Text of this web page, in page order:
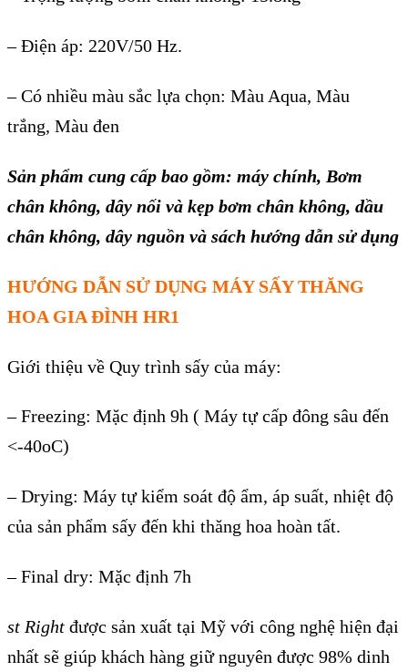
– Điện áp: 220V/50 Hz.
– Có nhiều màu sắc lựa chọn: Màu Aqua, Màu
trắng, Màu đen
Sản phẩm cung cấp bao gồm: máy chính, Bơm
chân không, dây nối và kẹp bơm chân không, dầu
chân không, dây nguồn và sách hướng dẫn sử dụng
HƯỚNG DẪN SỬ DỤNG MÁY SẤY THĂNG
HOA GIA ĐÌNH HR1
Giới thiệu về Quy trình sấy của máy:
– Freezing: Mặc định 9h ( Máy tự cấp đông sâu đến
<-40oC)
–Drying: Máy tự kiểm soát độ ẩm, áp suất, nhiệt độ
của sản phẩm sấy đến khi thăng hoa hoàn tất.
–Final dry: Mặc định 7h
st Right được sản xuất tại Mỹ với công nghệ hiện đại
nhất sẽ giúp khách hàng giữ nguyên được 98% dinh